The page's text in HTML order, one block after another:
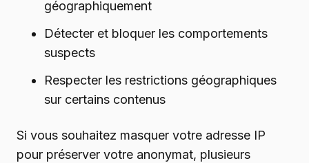
géographiquement
Détecter et bloquer les comportements
suspects
Respecter les restrictions géographiques
sur certains contenus
Si vous souhaitez masquer votre adresse IP
pour préserver votre anonymat, plusieurs